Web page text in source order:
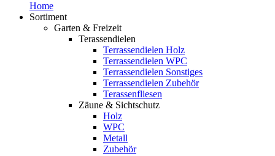
Home
Sortiment
Garten & Freizeit
Terassendielen
Terrassendielen Holz
Terrassendielen WPC
Terrassendielen Sonstiges
Terrassendielen Zubehör
Terassenfliesen
Zäune & Sichtschutz
Holz
WPC
Metall
Zubehör